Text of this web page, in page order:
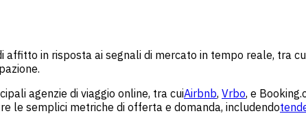
in risposta ai segnali di mercato in tempo reale, tra
agenzie di viaggio online, tra cuiAirbnb, Vrbo, e
le semplici metriche di offerta e domanda, includendo